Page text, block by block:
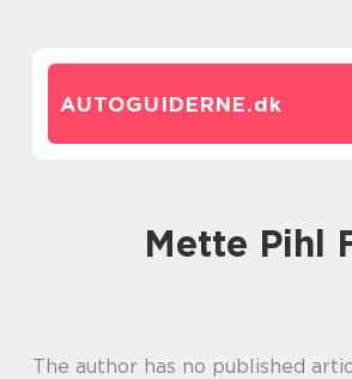
AUTOGUIDERNE.dk
Mette Pihl
The author has no published